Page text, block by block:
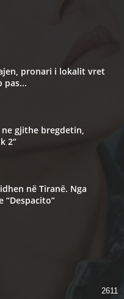
pronari i lokalit vret
pas...
gjithe bregdetin,
2”
në Tiranë. Nga
“Despacito”
2611